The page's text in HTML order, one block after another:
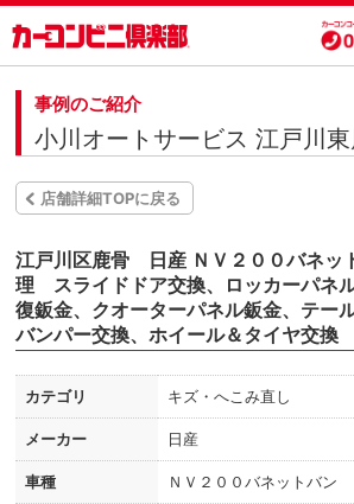
事例のご紹介
小川オートサービス 江戸川
店舗詳細TOPに戻る
江戸川区鹿骨 日産 ＮＶ２００バネ
理 スライドドア交換、ロッカーパネ
復鈑金、クオーターパネル鈑金、テー
バンパー交換、ホイール＆タイヤ交換
カテゴリ キズ・へこみ直し
メーカー 日産
車種 ＮＶ２００バネットバン